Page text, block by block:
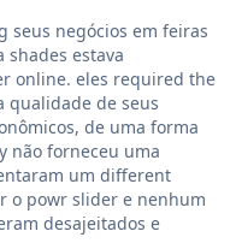
seus negócios em feiras
shades estava
online. eles required the
qualidade de seus
de uma forma
não forneceu uma
um different
o powr slider e nenhum
desajeitados e